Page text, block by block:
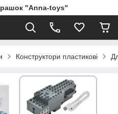
"Anna-toys"
Конструктори пластикові